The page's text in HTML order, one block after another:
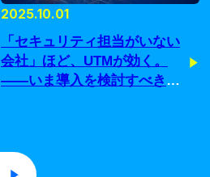
2025.10.01
「セキュリティ担当がいない
会社」ほど、UTMが効く。
——いま導入を検討すべき理